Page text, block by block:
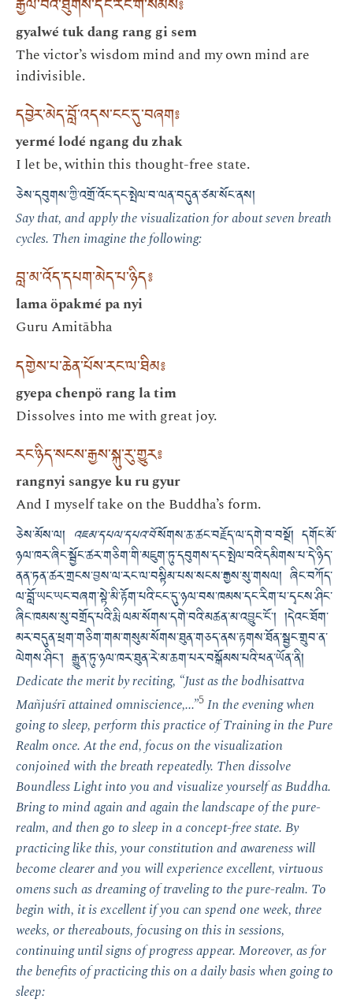
རྒྱལ་བའི་ཐུགས་དང་རང་གི་སེམས༔
gyalwé tuk dang rang gi sem
The victor’s wisdom mind and my own mind are
indivisible.
དབྱེར་མེད་བློ་འདས་ངང་དུ་བཞག༔
yermé lodé ngang du zhak
I let be, within this thought-free state.
ཅེས་དབུགས་ཀྱི་འགྲོ་འོང་དང་སྤེལ་བ་ལན་བདུན་ཙམ་སོང་ནས།
Say that, and apply the visualization for about seven breath
cycles. Then imagine the following:
བླ་མ་འོད་དཔག་མེད་པ་ཉིད༔
lama öpakmé pa nyi
Guru Amitābha
དགྱེས་པ་ཆེན་པོས་རང་ལ་ཐིམ༔
gyepa chenpö rang la tim
Dissolves into me with great joy.
རང་ཉིད་སངས་རྒྱས་སྐུ་རུ་གྱུར༔
rangnyi sangye ku ru gyur
And I myself take on the Buddha’s form.
ཅེས་མོས་ལ། འཇམ་དཔལ་དཔའ་བོ་སོགས་ཆ་ཚང་བརྗོད་ལ་དགེ་བ་བསྔོ། དགོང་མོ་
ཉལ་ཁར་ཞིང་སྦྱོང་ཚར་གཅིག་གི་མཇུག་ཏུ་དབུགས་དང་སྤེལ་བའི་དམིགས་པ་དེ་ཉིད་
ནན་ཏན་ཚར་གྲངས་བྱས་ལ་རང་ལ་བསྟིམ་པས་སངས་རྒྱས་སུ་གསལ། ཞིང་བཀོད་
ལ་བློ་ཡང་ཡང་བཞག་སྟེ་མི་རྟོག་པའི་ངང་དུ་ཉལ་བས་ཁམས་དང་རིག་པ་དྭངས་ཤིང་
ཞིང་ཁམས་སུ་བགྲོད་པའི་རྨི་ལམ་སོགས་དགེ་བའི་མཚན་མ་འབྱུང་ངོ། །དེའང་ཐོག་
མར་བདུན་ཕྲག་གཅིག་གམ་གསུམ་སོགས་ཐུན་གཅད་ནས་རྟགས་ཐོན་སྦྱང་གྲུབ་ན་
ལེགས་ཤིང༌། རྒྱུན་ཏུ་ཉལ་ཁར་ཐུན་རེ་མ་ཆག་པར་བསྒོམས་པའི་ཕན་ཡོན་ནི།
Dedicate the merit by reciting, “Just as the bodhisattva
Mañjuśrī attained omniscience,...”5In the evening when
going to sleep, perform this practice of Training in the Pure
Realm once. At the end, focus on the visualization
conjoined with the breath repeatedly. Then dissolve
Boundless Light into you and visualize yourself as Buddha.
Bring to mind again and again the landscape of the pure-
realm, and then go to sleep in a concept-free state. By
practicing like this, your constitution and awareness will
become clearer and you will experience excellent, virtuous
omens such as dreaming of traveling to the pure-realm. To
begin with, it is excellent if you can spend one week, three
weeks, or thereabouts, focusing on this in sessions,
continuing until signs of progress appear. Moreover, as for
the benefits of practicing this on a daily basis when going to
sleep: